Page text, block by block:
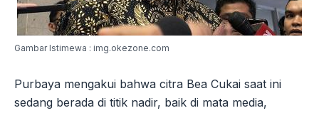
Gambar Istimewa : img.okezone.com
Purbaya mengakui bahwa citra Bea Cukai saat ini
sedang berada di titik nadir, baik di mata media,